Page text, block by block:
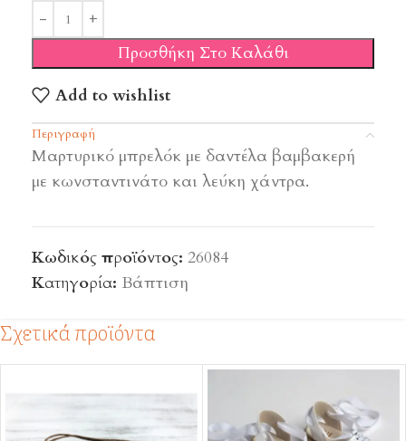
Προσθήκη Στο Καλάθι
Add to wishlist
Περιγραφή
Mαρτυρικό μπρελόκ με δαντέλα βαμβακερή
με κωνσταντινάτο και λεύκη χάντρα.
Κωδικός προϊόντος: 26084
Κατηγορία: Βάπτιση
Σχετικά προϊόντα